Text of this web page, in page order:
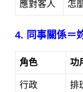
應對客人 怎
4. 同事關係＝
角色 功
行政 排